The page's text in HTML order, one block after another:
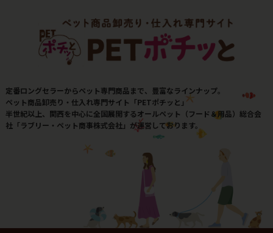
定番ロングセラーからペット専門商品まで、豊富なラインナップ。
ペット商品卸売り・仕入れ専門サイト「PETポチッと」
半世紀以上、関西を中心に全国展開するオールペット（フード＆用品）総合会
社「ラブリー・ペット商事株式会社」が運営しております。